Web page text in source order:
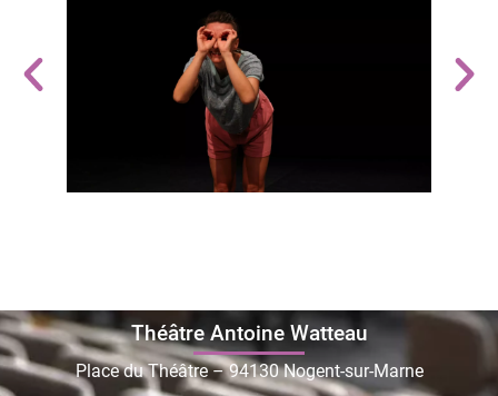
Théâtre Antoine Watteau
Place du Théâtre – 94130 Nogent-sur-Marne